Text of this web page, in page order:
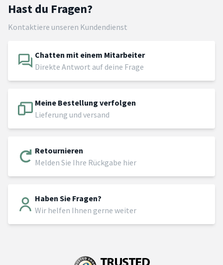
Hast du Fragen?
Kontaktiere unseren Kundendienst
Chatten mit einem Mitarbeiter
Direkte Antwort auf deine Frage
Meine Bestellung verfolgen
Lieferung und versand
Retournieren
Melden Sie Ihre Rückgabe hier
Haben Sie Fragen?
Wir helfen Ihnen gerne weiter